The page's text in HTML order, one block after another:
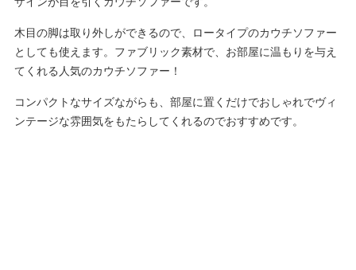
木目の脚は取り外しができるので、ロータイプのカウチソファー
としても使えます。ファブリック素材で、お部屋に温もりを与え
てくれる人気のカウチソファー！
コンパクトなサイズながらも、部屋に置くだけでおしゃれでヴィ
ンテージな雰囲気をもたらしてくれるのでおすすめです。